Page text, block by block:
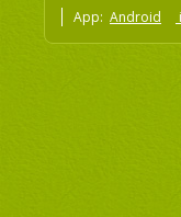
App: Android